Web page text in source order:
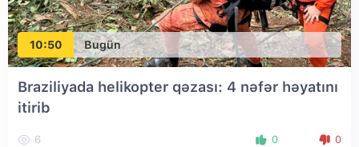
10:50 Bugün
Braziliyada helikopter qəzası: 4 nəfər həyatını
itirib
6 0 0